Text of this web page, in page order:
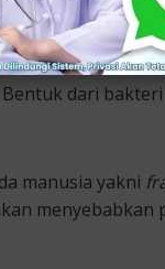
Bentuk dari
manusia yakni
menyebabkan